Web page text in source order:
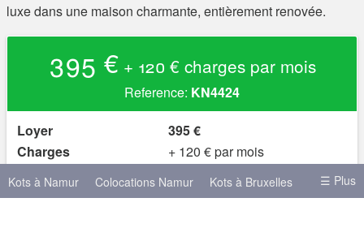
Kots à Namur Colocations Namur Kots à Bruxelles ☰ Plus
luxe dans une maison charmante, entièrement renovée.
395 €+ 120 € charges par mois
Reference: KN4424
Loyer
395 €
Charges
+ 120 € par mois